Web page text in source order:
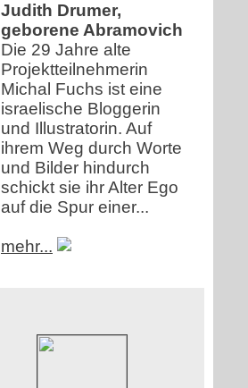
Judith Drumer,
geborene Abramovich
Die 29 Jahre alte
Projektteilnehmerin
Michal Fuchs ist eine
israelische Bloggerin
und Illustratorin. Auf
ihrem Weg durch Worte
und Bilder hindurch
schickt sie ihr Alter Ego
auf die Spur einer...
mehr...